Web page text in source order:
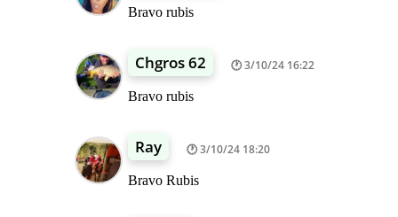
Bravo rubis
Chgros 62 3/10/24 16:22
Bravo rubis
Ray 3/10/24 18:20
Bravo Rubis